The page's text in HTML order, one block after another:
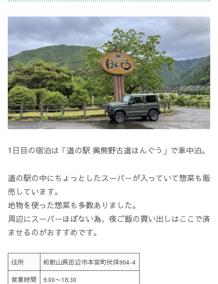
1日目の宿泊は「道の駅 奥熊野古道ほんぐう」で車中泊。
道の駅の中にちょっとしたスーパーが入っていて惣菜も販
売しています。
地物を使った惣菜も多数ありました。
周辺にスーパーほぼない為、夜ご飯の買い出しはここで済
ませるのがおすすめです。
住所 和歌山県田辺市本宮町伏拝904-4
営業時間 9:00〜18:30